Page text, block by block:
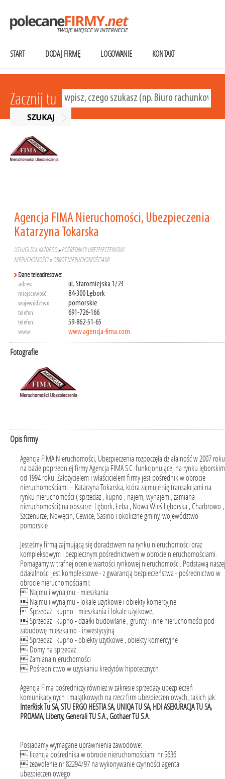
START DODAJ FIRMĘ LOGOWANIE KONTAKT
Zacznij tu
Agencja FIMA Nieruchomości, Ubezpieczenia
Katarzyna Tokarska
USŁUGI DLA KAŻDEGO»POŚREDNICY UBEZPIECZENIOWI
NIERUCHOMOŚCI» OBRÓT NIERUCHOMOŚCIAMI
Dane teleadresowe:
adres: ul. Staromiejska 1/23
miejscowość: 84-300 Lębork
województwo: pomorskie
telefon: 691-726-166
telefon: 59-862-51-65
www: www.agencja-fima.com
Fotografie
Opis firmy
Agencja FIMA Nieruchomości, Ubezpieczenia rozpoczęła działalność w 2007 roku
na bazie poprzedniej firmy Agencja FIMA S.C. funkcjonującej na rynku lęborskim
od 1994 roku. Założycielem i właścicielem firmy jest pośrednik w obrocie
nieruchomościami – Katarzyna Tokarska, która zajmuje się transakcjami na
rynku nieruchomości ( sprzedaż , kupno , najem, wynajem , zamiana
nieruchomości) na obszarze: Lębork, Łeba , Nowa Wieś Lęborska , Charbrowo ,
Szczenurze, Nowęcin, Cewice, Sasino i okoliczne gminy, województwo
pomorskie .
Jesteśmy firmą zajmującą się doradztwem na rynku nieruchomości oraz
kompleksowym i bezpiecznym pośrednictwem w obrocie nieruchomościami.
Pomagamy w trafnej ocenie wartości rynkowej nieruchomości. Podstawą naszej
działalności jest kompleksowe - z gwarancją bezpieczeństwa - pośrednictwo w
obrocie nieruchomościami:
 Najmu i wynajmu - mieszkania
 Najmu i wynajmu - lokale użytkowe i obiekty komercyjne
 Sprzedaż i kupno - mieszkania i lokale użytkowe,
 Sprzedaż i kupno - działki budowlane , grunty i inne nieruchomości pod
zabudowę mieszkalno - inwestycyjną
 Sprzedaż i kupno - obiekty użytkowe , obiekty komercyjne
 Domy na sprzedaż
 Zamiana nieruchomości
 Pośrednictwo w uzyskaniu kredytów hipotecznych
Agencja Fima pośredniczy również w zakresie sprzedaży ubezpieczeń
komunikacyjnych i majątkowych na rzecz firm ubezpieczeniowych, takich jak:
InterRisk Tu SA, STU ERGO HESTIA SA, UNIQA TU SA, HDI ASEKURACJA TU SA,
PROAMA, Liberty, Generali TU S.A., Gothaer TU S.A.
Posiadamy wymagane uprawnienia zawodowe:
 licencja pośrednika w obrocie nieruchomościami nr 5636
 zezwolenie nr 82294/97 na wykonywanie czynności agenta
ubezpieczeniowego